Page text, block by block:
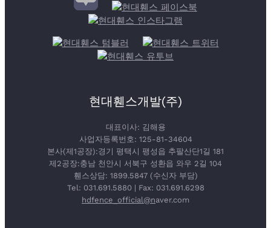
현대휀스개발(주)
대표이사: 김해용
사업자등록번호: 125-81-34604
본사(제1공장):경기 평택시 팽성읍 추팔산단1길 181
제2공장:충남 천안시 서북구 성환읍 와우 2길 104
휀스상담: 1899.5847 (수신자 부담)
Tel: 031.691.5880 | Fax: 031.691.6298
hdfence_official@naver.com